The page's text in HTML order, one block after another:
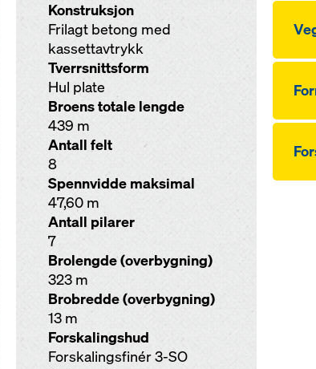
Konstruksjon
Frilagt betong med
kassettavtrykk
Tverrsnittsform
Hul plate
Broens totale lengde
439 m
Antall felt
8
Spennvidde maksimal
47,60 m
Antall pilarer
7
Brolengde (overbygning)
323 m
Brobredde (overbygning)
13 m
Forskalingshud
Forskalingsfinér 3-SO